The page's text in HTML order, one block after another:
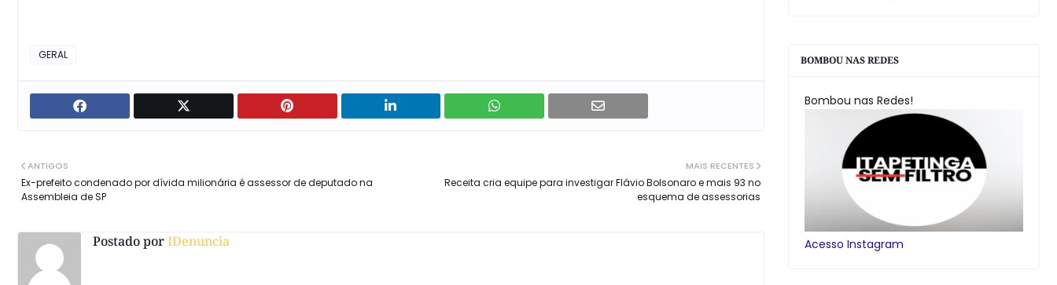
GERAL
MAIS RECENTES
Receita cria equipe para investigar Flávio Bolsonaro e mais 93 no
esquema de assessorias
ANTIGOS
Ex-prefeito condenado por dívida milionária é assessor de deputado na
Assembleia de SP
Postado porIDenuncia
BOMBOU NAS REDES
Bombou nas Redes!
Acesso Instagram